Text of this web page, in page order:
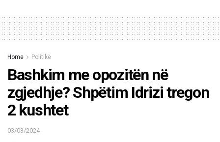
Home Politikë
Bashkim me opozitën në
zgjedhje? Shpëtim Idrizi tregon
2 kushtet
03/03/2024